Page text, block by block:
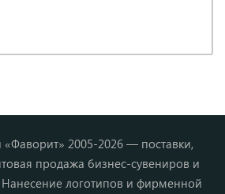
2005-2026 — поставки,
продажа бизнес-сувениров и
логотипов и фирменной